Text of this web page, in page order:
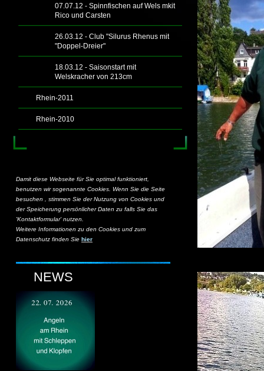
07.07.12 - Spinnfischen auf Wels mkit
Rico und Carsten
26.03.12 - Club "Silurus Rhenus mit
"Doppel-Dreier"
18.03.12 - Saisonstart mit
Welskracher von 213cm
Rhein-2011
Rhein-2010
Damit diese Webseite für Sie optimal funktioniert,
benutzen wir sogenannte Cookies. Wenn Sie die Seite
besuchen , stimmen Sie der Nutzung von Cookies und
der Speicherung persönlicher Daten zu falls Sie das
'Kontaktformular' nutzen.
Weitere Informationen zu den Cookies und zum
Datenschutz finden Sie hier
NEWS